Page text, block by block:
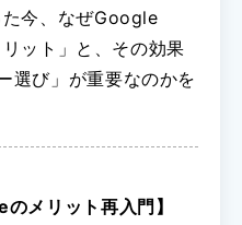
今、なぜGoogle
ット」と、その効果
選び」が重要なのかを
メリット再入門】